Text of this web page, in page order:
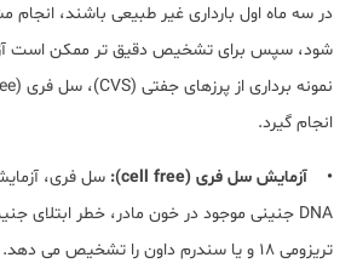
در سه ماه اول بارداری غیر طبیعی باشند، انجام
شود، سپس برای تشخیص دقیق تر ممکن است
انجام گیرد.
• آزمایش سل فری (cell free):
سل فری،
تریزومی 18 و یا سندرم داون را تشخیص می